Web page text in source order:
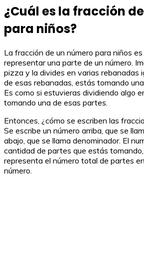
¿Cuál es la fracción
para niños?
La fracción de un número para niños
representar una parte de un número.
pizza y la divides en varias rebanadas
de esas rebanadas, estás tomando
Es como si estuvieras dividiendo algo
tomando una de esas partes.
Entonces, ¿cómo se escriben las
Se escribe un número arriba, que se
abajo, que se llama denominador. El
cantidad de partes que estás
representa el número total de partes
número.